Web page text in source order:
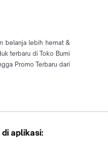
belanja lebih hemat &
terbaru di Toko Bumi
Promo Terbaru dari
aplikasi: